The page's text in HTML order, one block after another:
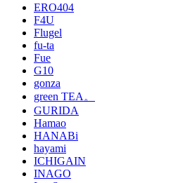
ERO404
F4U
Flugel
fu-ta
Fue
G10
gonza
green TEA。
GURIDA
Hamao
HANABi
hayami
ICHIGAIN
INAGO